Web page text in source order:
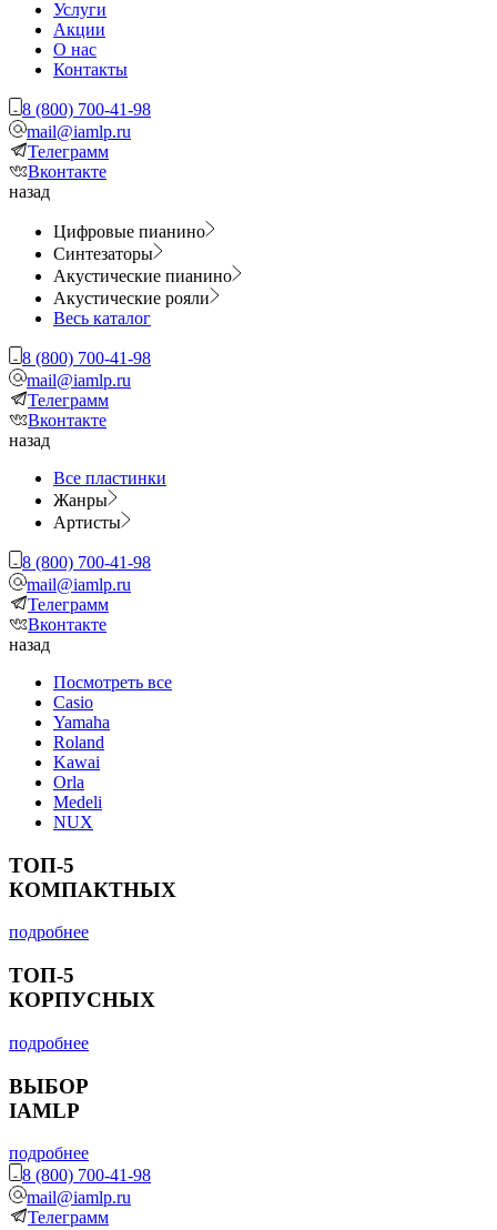
Услуги
Акции
О нас
Контакты
8 (800) 700-41-98
mail@iamlp.ru
Телеграмм
Вконтакте
назад
Цифровые пианино
Синтезаторы
Акустические пианино
Акустические рояли
Весь каталог
8 (800) 700-41-98
mail@iamlp.ru
Телеграмм
Вконтакте
назад
Все пластинки
Жанры
Артисты
8 (800) 700-41-98
mail@iamlp.ru
Телеграмм
Вконтакте
назад
Посмотреть все
Casio
Yamaha
Roland
Kawai
Orla
Medeli
NUX
ТОП-5
КОМПАКТНЫХ
подробнее
ТОП-5
КОРПУСНЫХ
подробнее
ВЫБОР
IAMLP
подробнее
8 (800) 700-41-98
mail@iamlp.ru
Телеграмм